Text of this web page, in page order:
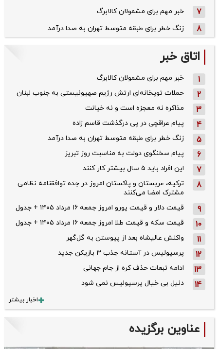
7 خبر مهم برای مشمولان کالابرگ
8 زنگ خطر برای طبقه متوسط تهران به صدا درآمد
اتاق خبر
1 خبر مهم برای مشمولان کالابرگ
2 حملات توپخانه‌ای ارتش رژیم صهیونیستی به جنوب لبنان
3 مذاکره نه معجزه است و نه خیانت
4 پیام عراقچی در پی درگذشت قاسم‌ زاده
5 زنگ خطر برای طبقه متوسط تهران به صدا درآمد
6 پیام سخنگوی دولت به مناسبت روز تبریز
7 این افراد باید ۵ سال بیشتر کار کنند
8
ترکیه، عربستان و پاکستان امروز در جده توافقنامه نظامی
مشترک امضا می‌کنند
9 قیمت دلار و قیمت یورو امروز جمعه ۱۶ مرداد ۱۴۰۵ + جدول
10 قیمت سکه و قیمت طلا امروز جمعه ۱۶ مرداد ۱۴۰۵ + جدول
11 واکنش عالیشاه بعد از پیوستن به گل‌گهر
12 پرسپولیس در آستانه جذب ۳ بازیکن جدید
13 ادامه تبعات حذف کره از جام جهانی
14 دنیل بی خیال پرسپولیس نمی شود
اخبار بیشتر
عناوین برگزیده